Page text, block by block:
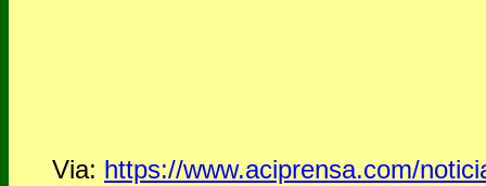
Via: https://www.aciprensa.com/